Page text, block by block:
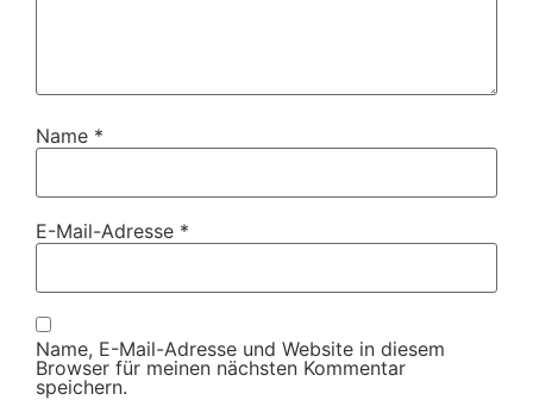
Name *
E-Mail-Adresse *
Name, E-Mail-Adresse und Website in diesem
Browser für meinen nächsten Kommentar
speichern.